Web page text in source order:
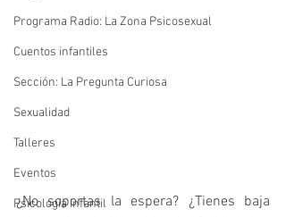
Programa Radio: La Zona Psicosexual
Cuentos infantiles
Sección: La Pregunta Curiosa
Sexualidad
Talleres
Eventos
Psicología Infantil
¿No soportas la espera? ¿Tienes baja